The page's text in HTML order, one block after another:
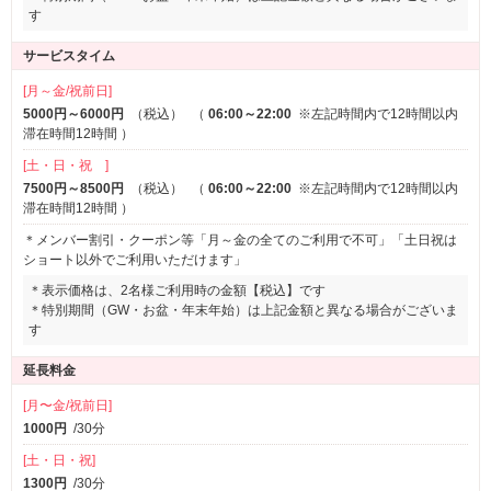
す
サービスタイム
[月～金/祝前日]
5000円～6000円
（税込） （ 06:00～22:00 ※左記時間内で12時間以内
滞在時間12時間 ）
[土・日・祝 ]
7500円～8500円
（税込） （ 06:00～22:00 ※左記時間内で12時間以内
滞在時間12時間 ）
＊メンバー割引・クーポン等「月～金の全てのご利用で不可」「土日祝は
ショート以外でご利用いただけます」
＊表示価格は、2名様ご利用時の金額【税込】です
＊特別期間（GW・お盆・年末年始）は上記金額と異なる場合がございま
す
延長料金
[月〜金/祝前日]
1000円 /30分
[土・日・祝]
1300円 /30分